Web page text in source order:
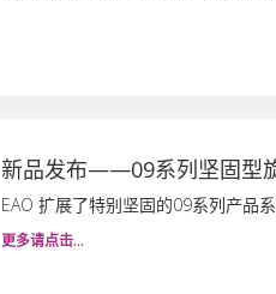
新品发布——09系列坚固型
EAO 扩展了特别坚固的09系列产品
更多请点击…